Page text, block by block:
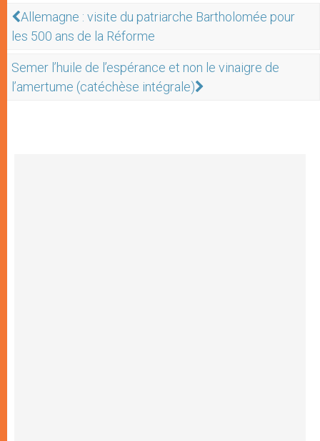
Allemagne : visite du patriarche Bartholomée pour
les 500 ans de la Réforme
Semer l’huile de l’espérance et non le vinaigre de
l’amertume (catéchèse intégrale)